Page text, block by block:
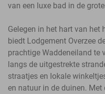
van een luxe bad in de
Gelegen in het hart van het
biedt Lodgement Overzee
prachtige Waddeneiland te
langs de uitgestrekte
straatjes en lokale
en natuur in de duinen.